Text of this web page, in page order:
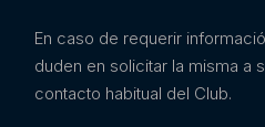
En caso de requerir
duden en solicitar la misma a
contacto habitual del Club.